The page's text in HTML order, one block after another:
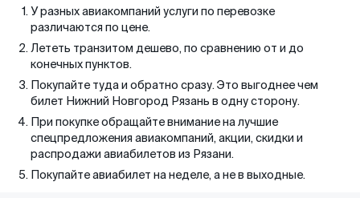
У разных авиакомпаний услуги по перевозке
различаются по цене.
Лететь транзитом дешево, по сравнению от и до
конечных пунктов.
Покупайте туда и обратно сразу. Это выгоднее чем
билет Нижний Новгород Рязань в одну сторону.
При покупке обращайте внимание на лучшие
спецпредложения авиакомпаний, акции, скидки и
распродажи авиабилетов из Рязани.
Покупайте авиабилет на неделе, а не в выходные.